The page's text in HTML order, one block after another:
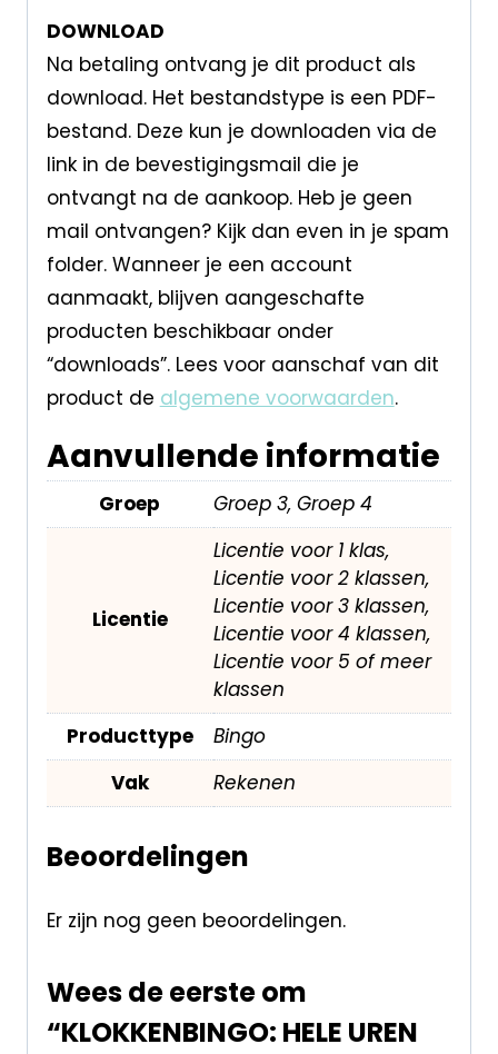
DOWNLOAD
Na betaling ontvang je dit product als
download. Het bestandstype is een PDF-
bestand. Deze kun je downloaden via de
link in de bevestigingsmail die je
ontvangt na de aankoop. Heb je geen
mail ontvangen? Kijk dan even in je spam
folder. Wanneer je een account
aanmaakt, blijven aangeschafte
producten beschikbaar onder
“downloads”. Lees voor aanschaf van dit
product de algemene voorwaarden.
Aanvullende informatie
Groep Groep 3, Groep 4
Licentie
Licentie voor 1 klas,
Licentie voor 2 klassen,
Licentie voor 3 klassen,
Licentie voor 4 klassen,
Licentie voor 5 of meer
klassen
Producttype
Bingo
Vak
Rekenen
Beoordelingen
Er zijn nog geen beoordelingen.
Wees de eerste om
“KLOKKENBINGO: HELE UREN